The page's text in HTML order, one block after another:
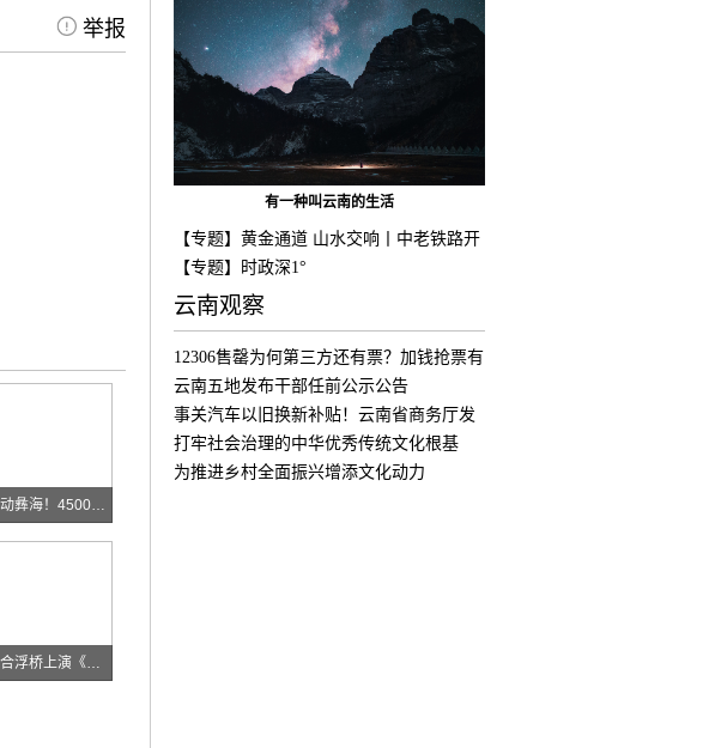
举报
粉色浪潮涌动彝海！4500余名跑者乐跑楚雄喜迎火把节
昆明草海开合浮桥上演《目瑙纵歌》刀舞
有一种叫云南的生活
【专题】黄金通道 山水交响丨中老铁路开
通
【专题】时政深1°
云南观察
12306售罄为何第三方还有票？加钱抢票有
用
云南五地发布干部任前公示公告
事关汽车以旧换新补贴！云南省商务厅发
布公
打牢社会治理的中华优秀传统文化根基
为推进乡村全面振兴增添文化动力